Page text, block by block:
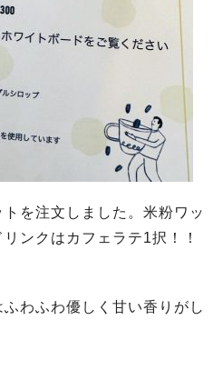
を注文しました。米粉ワッ
ンクはカフェラテ1択！！
わふわ優しく甘い香りがし